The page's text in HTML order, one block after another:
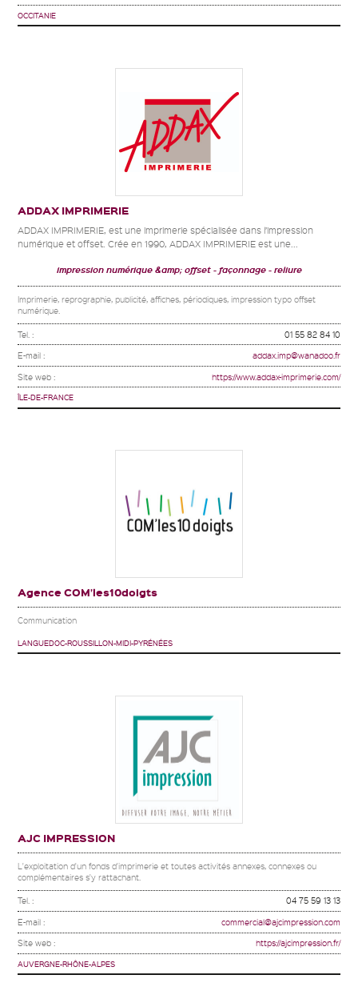
OCCITANIE
ADDAX IMPRIMERIE
ADDAX IMPRIMERIE, est une imprimerie spécialisée dans l’impression
numérique et offset. Crée en 1990, ADDAX IMPRIMERIE est une...
impression numérique &amp; offset façonnage reliure
Imprimerie, reprographie, publicité, affiches, périodiques, impression typo offset
numérique.
Tel. : 01 55 82 84 10
E-mail : addax.imp@wanadoo.fr
Site web : https://www.addax-imprimerie.com/
ÎLE-DE-FRANCE
Agence COM’les10doigts
Communication
LANGUEDOC-ROUSSILLON-MIDI-PYRÉNÉES
AJC IMPRESSION
L'exploitation d'un fonds d'imprimerie et toutes activités annexes, connexes ou
complémentaires s'y rattachant.
Tel. : 04 75 59 13 13
E-mail : commercial@ajcimpression.com
Site web : https://ajcimpression.fr/
AUVERGNE-RHÔNE-ALPES